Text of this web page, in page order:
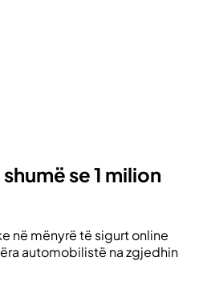
se 1 milion
në mënyrë të sigurt online
automobilistë na zgjedhin